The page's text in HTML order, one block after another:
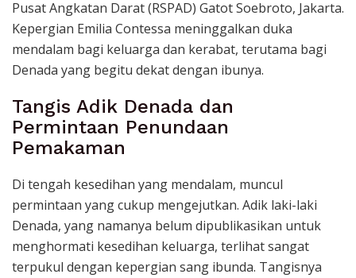
Pusat Angkatan Darat (RSPAD) Gatot Soebroto, Jakarta.
Kepergian Emilia Contessa meninggalkan duka
mendalam bagi keluarga dan kerabat, terutama bagi
Denada yang begitu dekat dengan ibunya.
Tangis Adik Denada dan
Permintaan Penundaan
Pemakaman
Di tengah kesedihan yang mendalam, muncul
permintaan yang cukup mengejutkan. Adik laki-laki
Denada, yang namanya belum dipublikasikan untuk
menghormati kesedihan keluarga, terlihat sangat
terpukul dengan kepergian sang ibunda. Tangisnya